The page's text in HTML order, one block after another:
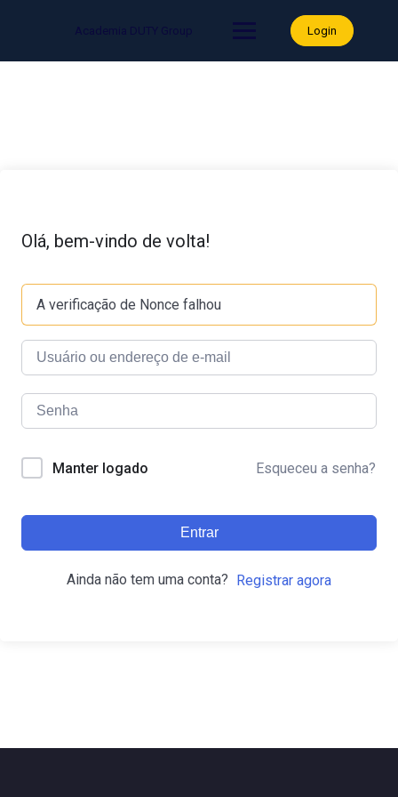
Academia DUTY Group Login
Olá, bem-vindo de volta!
A verificação de Nonce falhou
Manter logado Esqueceu a senha?
Entrar
Ainda não tem uma conta? Registrar agora